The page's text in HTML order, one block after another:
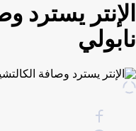
الإنتر يسترد
نابولي